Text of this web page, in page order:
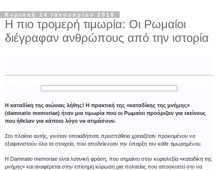
Κυριακή 14 Ιανουαρίου 2018
Η πιο τρομερή τιμωρία: Οι Ρωμαίοι
διέγραφαν ανθρώπους από την ιστορία
Η καταδίκη της αιώνιας λήθης! Η πρακτική της «καταδίκης της μνήμης»
(damnatio memoriae) ήταν μια τιμωρία που οι Ρωμαίοι προόριζαν για εκείνους
που ήθελαν για κάποιο λόγο να ατιμάσουν.
Στο πλαίσιο αυτής, γινόταν οποιαδήποτε προσπάθεια χρειαζόταν προκειμένου να
εξαφανιστούν όλα τα στοιχεία, που αποδείκνυαν την ύπαρξη του κάθε τιμωρημένου.
Η Damnatio memoriae είναι λατινική φράση, που σημαίνει στην κυριολεξία «καταδίκη της
μνήμης» και αναφέρεται στην επίσημη κύρωση μια πολιτείας που αποσκοπεί στο να